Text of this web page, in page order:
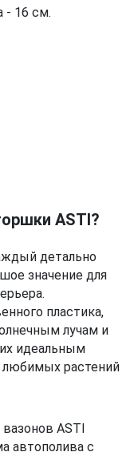
- 16 см.
ASTI?
детально
значение для
пластика,
лучам и
идеальным
растений
ASTI
автополива с